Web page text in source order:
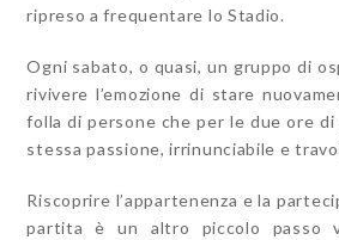
ripreso a frequentare lo Stadio.
Ogni sabato, o quasi, un gruppo di
rivivere l’emozione di stare
folla di persone che per le due ore
stessa passione, irrinunciabile e
Riscoprire l’appartenenza e la
partita è un altro piccolo passo